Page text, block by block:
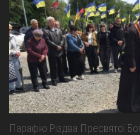
Парафію Різдва Пресвятої